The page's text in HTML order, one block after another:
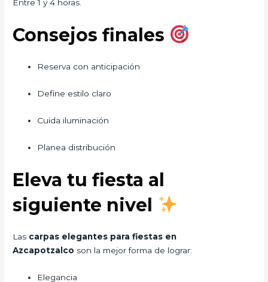
Entre 1 y 4 horas.
Consejos finales
Reserva con anticipación
Define estilo claro
Cuida iluminación
Planea distribución
Eleva tu fiesta al
siguiente nivel
Las carpas elegantes para fiestas en
Azcapotzalco son la mejor forma de lograr:
Elegancia